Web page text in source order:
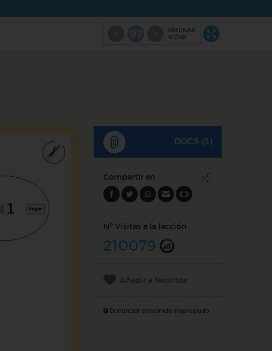
PÁGINAS
97/192
DOCS (3)
Compartir en
Nº Visitas a la lección
210079
Añadir a favoritos
Denunciar contenido inapropiado